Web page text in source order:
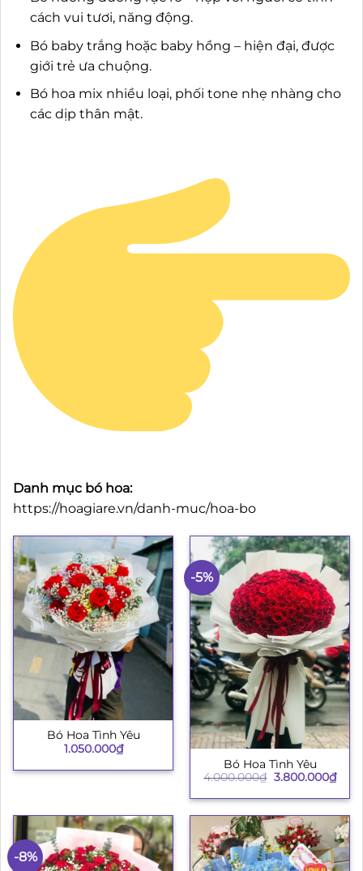
cách vui tươi, năng động.
Bó baby trắng hoặc baby hồng – hiện đại, được
giới trẻ ưa chuộng.
Bó hoa mix nhiều loại, phối tone nhẹ nhàng cho
các dịp thân mật.
Danh mục bó hoa:
https://hoagiare.vn/danh-muc/hoa-bo
Bó Hoa Tình Yêu
1.050.000₫
-5%
Bó Hoa Tình Yêu
4.000.000₫ Giá
là:
3.800.000₫Giá
hiện
tại
-8%